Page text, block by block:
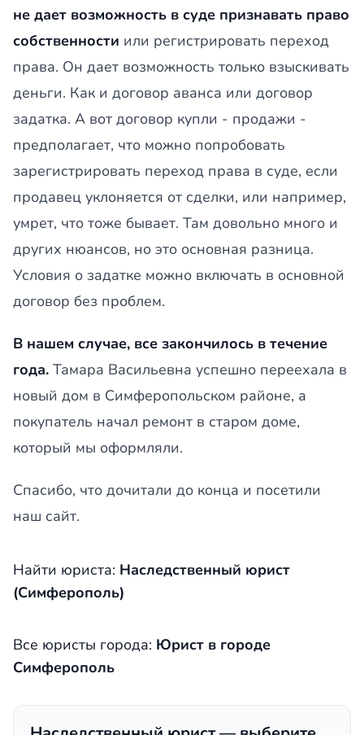
не дает возможность в суде признавать право
собственности или регистрировать переход
права. Он дает возможность только взыскивать
деньги. Как и договор аванса или договор
задатка. А вот договор купли - продажи -
предполагает, что можно попробовать
зарегистрировать переход права в суде, если
продавец уклоняется от сделки, или например,
умрет, что тоже бывает. Там довольно много и
других нюансов, но это основная разница.
Условия о задатке можно включать в основной
договор без проблем.
В нашем случае, все закончилось в течение
года. Тамара Васильевна успешно переехала в
новый дом в Симферопольском районе, а
покупатель начал ремонт в старом доме,
который мы оформляли.
Спасибо, что дочитали до конца и посетили
наш сайт.
Найти юриста: Наследственный юрист
(Симферополь)
Все юристы города: Юрист в городе
Симферополь